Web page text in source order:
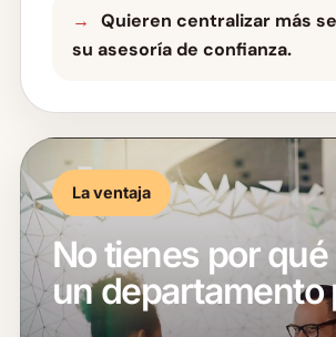
Quieren centralizar más
su asesoría de confianza.
La ventaja
No tienes por
un departamento